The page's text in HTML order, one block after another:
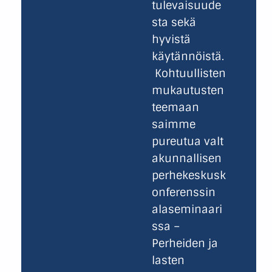
tulevaisuude
sta sekä
hyvistä
käytännöistä.
Kohtuullisten
mukautusten
teemaan
saimme
pureutua valt
akunnallisen
perhekeskusk
onferenssin
alaseminaari
ssa –
Perheiden ja
lasten